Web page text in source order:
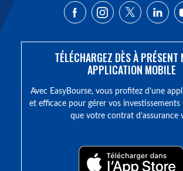
TÉLÉCHARGEZ DÈS À PRÉSENT
APPLICATION MOBILE
Avec EasyBourse, vous profitez d’une
et efficace pour gérer vos investissements
que votre contrat d’assurance